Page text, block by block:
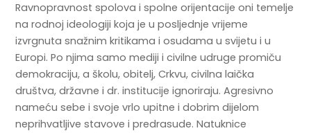
Ravnopravnost spolova i spolne orijentacije oni temelje
na rodnoj ideologiji koja je u posljednje vrijeme
izvrgnuta snažnim kritikama i osudama u svijetu i u
Europi. Po njima samo mediji i civilne udruge promiču
demokraciju, a školu, obitelj, Crkvu, civilna laička
društva, državne i dr. institucije ignoriraju. Agresivno
nameću sebe i svoje vrlo upitne i dobrim dijelom
neprihvatljive stavove i predrasude. Natuknice